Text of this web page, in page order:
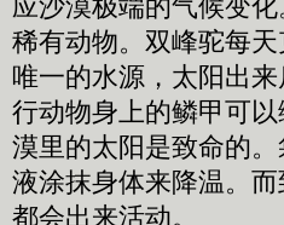
应沙漠极端的气候变
稀有动物。双峰驼每
唯一的水源，太阳出
行动物身上的鳞甲可
漠里的太阳是致命的
液涂抹身体来降温。
都会出来活动。